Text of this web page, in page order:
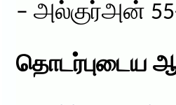
– அல்குர்அன்
தொடர்புடைய